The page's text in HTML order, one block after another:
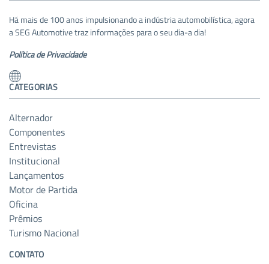
Há mais de 100 anos impulsionando a indústria automobilística, agora
a SEG Automotive traz informações para o seu dia-a dia!
Política de Privacidade
CATEGORIAS
Alternador
Componentes
Entrevistas
Institucional
Lançamentos
Motor de Partida
Oficina
Prêmios
Turismo Nacional
CONTATO